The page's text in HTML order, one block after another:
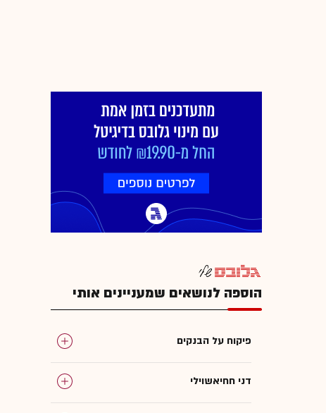
הוספה לנושאים שמעניינים אותי
פיקוח על הבנקים
דני חחיאשוילי